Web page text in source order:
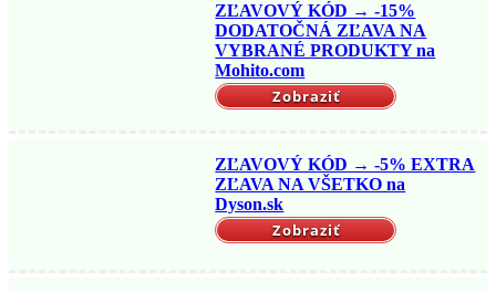
ZĽAVOVÝ KÓD → -15%
DODATOČNÁ ZĽAVA NA
VYBRANÉ PRODUKTY na
Mohito.com
Zobraziť
ZĽAVOVÝ KÓD → -5% EXTRA
ZĽAVA NA VŠETKO na
Dyson.sk
Zobraziť